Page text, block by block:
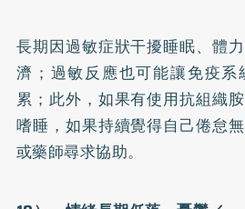
長期因過敏症狀干擾睡眠、體
濟；過敏反應也可能讓免疫
累；此外，如果有使用抗組織
嗜睡，如果持續覺得自己倦怠
或藥師尋求協助。